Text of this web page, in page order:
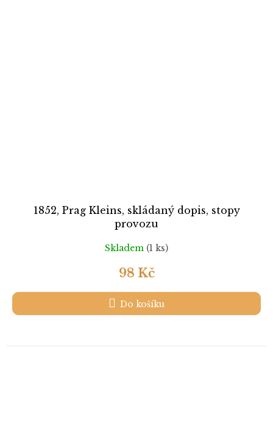
1852, Prag Kleins, skládaný dopis, stopy
provozu
Skladem (1 ks)
98 Kč
Do košíku